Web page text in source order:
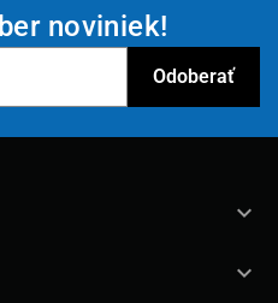
noviniek!
keyboard_arrow_down
